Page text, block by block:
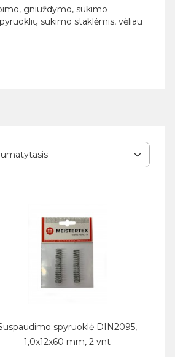
gniuždymo, sukimo
sukimo staklėmis, vėliau
spyruoklė DIN2095,
1,0x12x60 mm, 2 vnt